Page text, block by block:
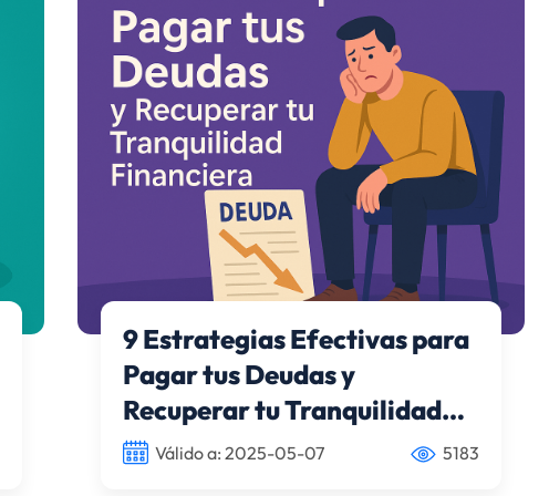
9 Estrategias Efectivas para
Pagar tus Deudas y
Recuperar tu Tranquilidad
Financiera
Válido a: 2025-05-07 5183